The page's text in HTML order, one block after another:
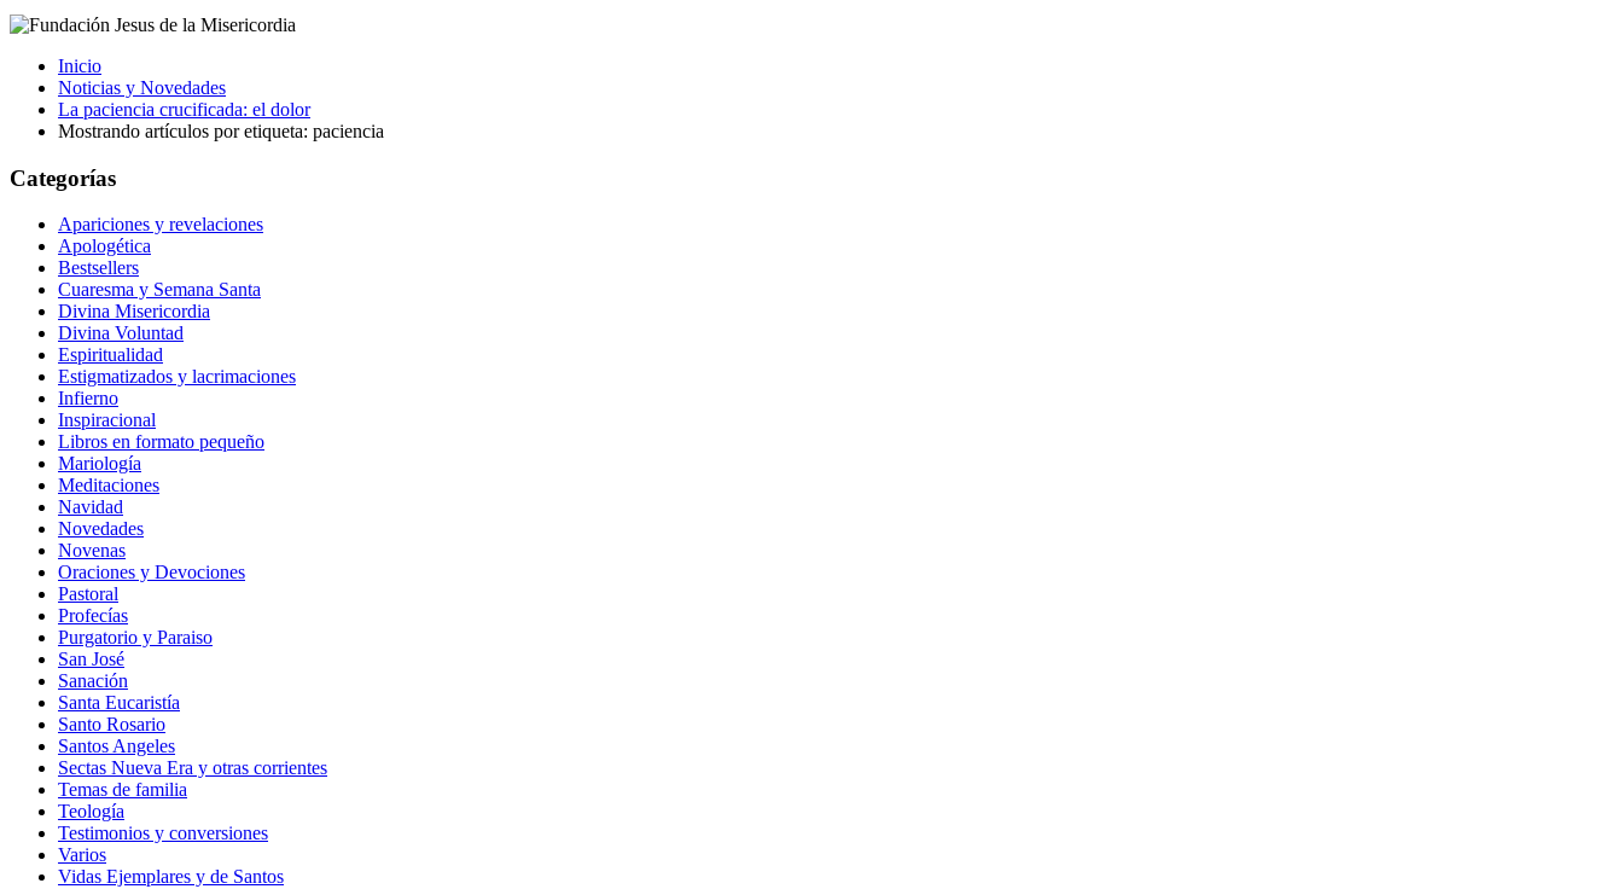
Inicio
Noticias y Novedades
La paciencia crucificada: el dolor
Mostrando artículos por etiqueta: paciencia
Categorías
Apariciones y revelaciones
Apologética
Bestsellers
Cuaresma y Semana Santa
Divina Misericordia
Divina Voluntad
Espiritualidad
Estigmatizados y lacrimaciones
Infierno
Inspiracional
Libros en formato pequeño
Mariología
Meditaciones
Navidad
Novedades
Novenas
Oraciones y Devociones
Pastoral
Profecías
Purgatorio y Paraiso
San José
Sanación
Santa Eucaristía
Santo Rosario
Santos Angeles
Sectas Nueva Era y otras corrientes
Temas de familia
Teología
Testimonios y conversiones
Varios
Vidas Ejemplares y de Santos